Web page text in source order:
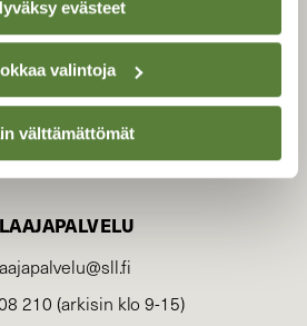
evästeet
valintoja
välttämättömät
210 (arkisin klo 9-15)